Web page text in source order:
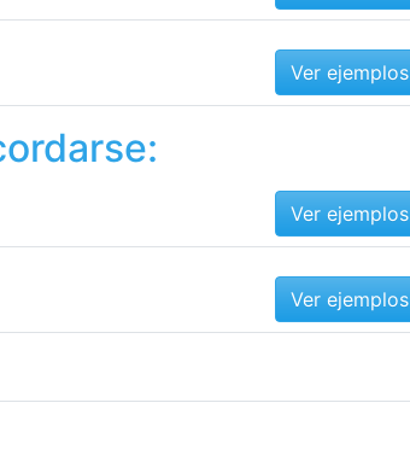
Ver ejemplos
Ver ejemplos
Ver ejemplos